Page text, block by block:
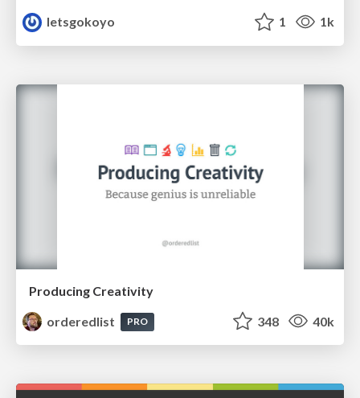
letsgokoyo
1 1k
Producing Creativity
orderedlist
PRO 348 40k